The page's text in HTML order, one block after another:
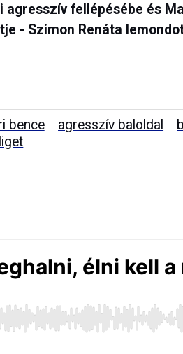
agresszív fellépésébe és
- Szimon Renáta
bence agresszív baloldal